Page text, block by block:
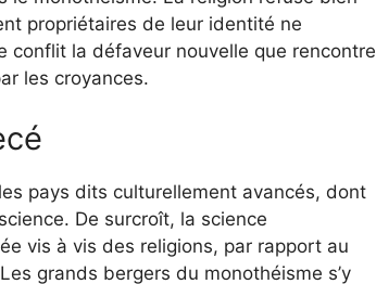
propriétaires de leur identité ne
conflit la défaveur nouvelle que rencontre
les croyances.
pays dits culturellement avancés, dont
De surcroît, la science
vis à vis des religions, par rapport au
grands bergers du monothéisme s’y